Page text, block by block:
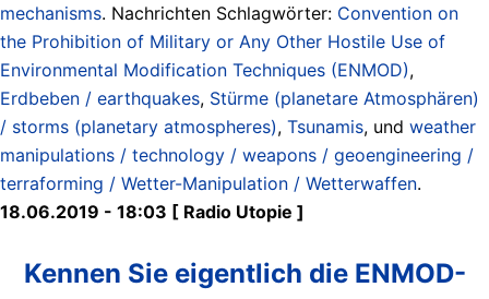
mechanisms. Nachrichten Schlagwörter: Convention on
the Prohibition of Military or Any Other Hostile Use of
Environmental Modification Techniques (ENMOD),
Erdbeben / earthquakes, Stürme (planetare Atmosphären)
/ storms (planetary atmospheres), Tsunamis, und weather
manipulations / technology / weapons / geoengineering /
terraforming / Wetter-Manipulation / Wetterwaffen.
18.06.2019 - 18:03 [ Radio Utopie ]
Kennen Sie eigentlich die ENMOD-